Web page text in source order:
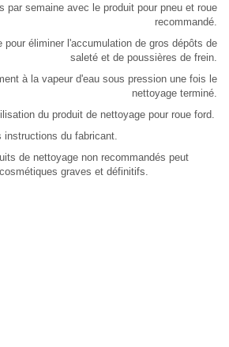
par semaine avec le produit pour pneu et roue
recommandé.
pour éliminer l'accumulation de gros dépôts de
saleté et de poussières de frein.
à la vapeur d'eau sous pression une fois le
nettoyage terminé.
du produit de nettoyage pour roue ford.
du fabricant.
de nettoyage non recommandés peut
graves et définitifs.